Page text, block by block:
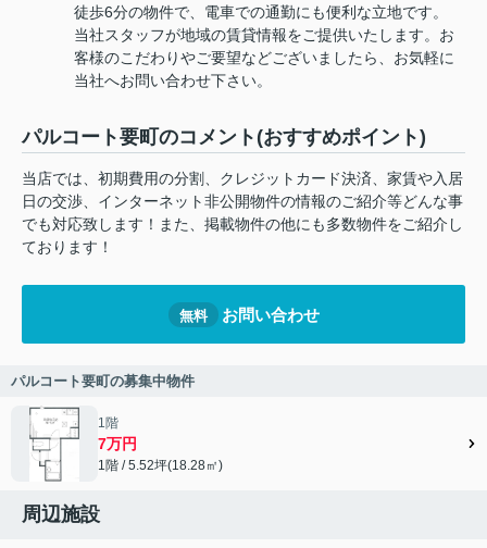
徒歩6分の物件で、電車での通勤にも便利な立地です。
当社スタッフが地域の賃貸情報をご提供いたします。お
客様のこだわりやご要望などございましたら、お気軽に
当社へお問い合わせ下さい。
パルコート要町のコメント(おすすめポイント)
当店では、初期費用の分割、クレジットカード決済、家賃や入居
日の交渉、インターネット非公開物件の情報のご紹介等どんな事
でも対応致します！また、掲載物件の他にも多数物件をご紹介し
ております！
無料 お問い合わせ
パルコート要町の募集中物件
1階
7万円
1階 / 5.52坪(18.28㎡)
周辺施設